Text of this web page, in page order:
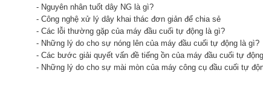
- Nguyên nhân tuốt dây NG là gì?
- Công nghệ xử lý dây khai thác đơn giản để chia sẻ
- Các lỗi thường gặp của máy đầu cuối tự động là gì?
- Những lý do cho sự nóng lên của máy đầu cuối tự động là gì?
- Các bước giải quyết vấn đề tiếng ồn của máy đầu cuối tự động
- Những lý do cho sự mài mòn của máy công cụ đầu cuối tự